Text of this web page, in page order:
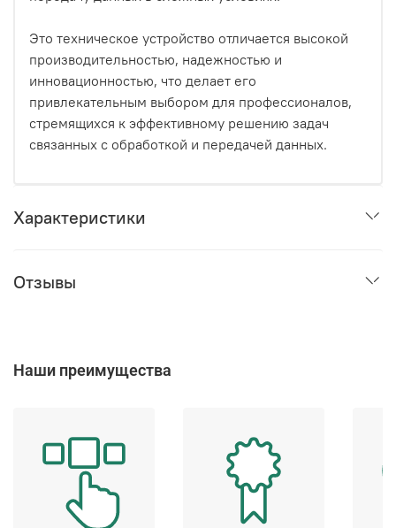
Это техническое устройство отличается высокой
производительностью, надежностью и
инновационностью, что делает его
привлекательным выбором для профессионалов,
стремящихся к эффективному решению задач
связанных с обработкой и передачей данных.
Характеристики
Отзывы
Наши преимущества